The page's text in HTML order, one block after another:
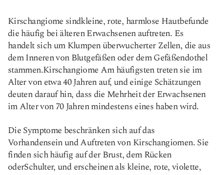
Kirschangiome sindkleine, rote, harmlose Hautbefunde
die häufig bei älteren Erwachsenen auftreten. Es
handelt sich um Klumpen überwucherter Zellen, die aus
dem Inneren von Blutgefäßen oder dem Gefäßendothel
stammen.KirschangiomeAm häufigsten treten sie im
Alter von etwa 40 Jahren auf, und einige Schätzungen
deuten darauf hin, dass die Mehrheit der Erwachsenen
im Alter von 70 Jahren mindestens eines haben wird.
Die Symptome beschränken sich auf das
Vorhandensein und Auftreten von Kirschangiomen. Sie
finden sich häufig auf der Brust, dem Rücken
oderSchulter,und erscheinen als kleine, rote, violette,